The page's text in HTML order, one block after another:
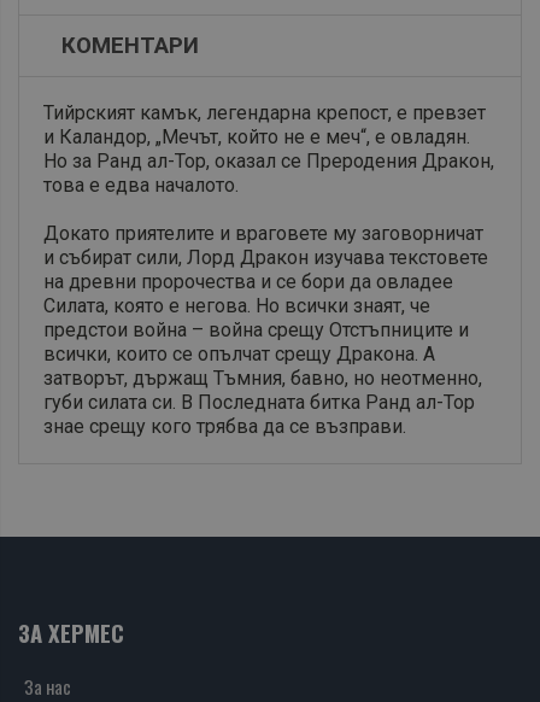
КОМЕНТАРИ
Тийрският камък, легендарна крепост, е превзет
и Каландор, „Мечът, който не е меч“, е овладян.
Но за Ранд ал-Тор, оказал се Преродения Дракон,
това е едва началото.
Докато приятелите и враговете му заговорничат
и събират сили, Лорд Дракон изучава текстовете
на древни пророчества и се бори да овладее
Силата, която е негова. Но всички знаят, че
предстои война – война срещу Отстъпниците и
всички, които се опълчат срещу Дракона. А
затворът, държащ Тъмния, бавно, но неотменно,
губи силата си. В Последната битка Ранд ал-Тор
знае срещу кого трябва да се възправи.
ЗА ХЕРМЕС
За нас